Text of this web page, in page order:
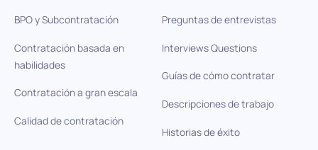
BPO y Subcontratación
Contratación basada en
habilidades
Contratación a gran escala
Calidad de contratación
Preguntas de entrevistas
Interviews Questions
Guías de cómo contratar
Descripciones de trabajo
Historias de éxito